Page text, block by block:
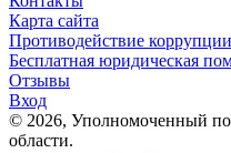
Карта сайта
Противодействие коррупции
Бесплатная юридическая
Отзывы
Вход
© 2026, Уполномоченный по
области.